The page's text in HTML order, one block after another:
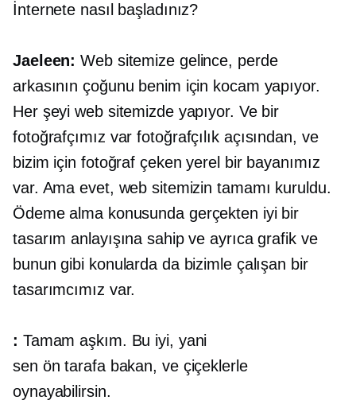
İnternete nasıl başladınız?
Jaeleen: Web sitemize gelince, perde
arkasının çoğunu benim için kocam yapıyor.
Her şeyi web sitemizde yapıyor. Ve bir
fotoğrafçımız varfotoğrafçılık açısından, ve
bizim için fotoğraf çeken yerel bir bayanımız
var. Ama evet, web sitemizin tamamı kuruldu.
Ödeme alma konusunda gerçekten iyi bir
tasarım anlayışına sahip ve ayrıca grafik ve
bunun gibi konularda da bizimle çalışan bir
tasarımcımız var.
: Tamam aşkım. Bu iyi, yani
sen ön tarafa bakan, ve çiçeklerle
oynayabilirsin.